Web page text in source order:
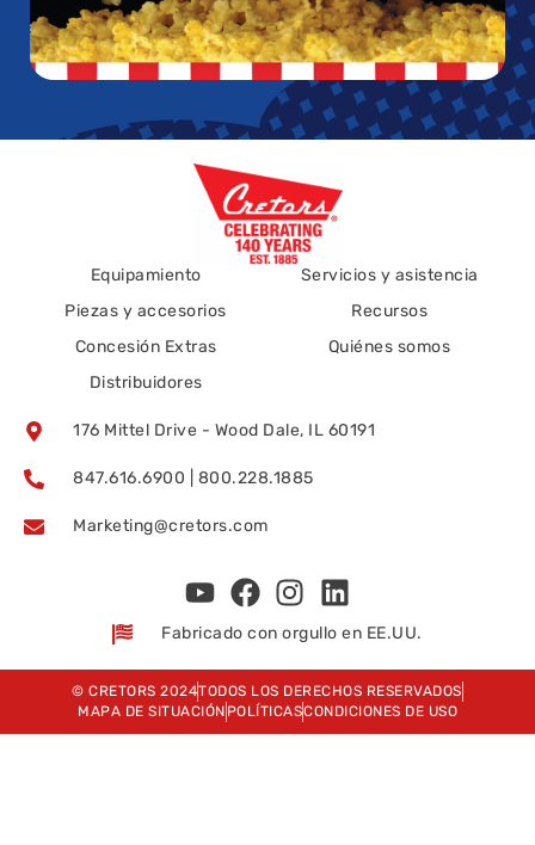
Equipamiento
Piezas y accesorios
Concesión Extras
Distribuidores
Servicios y asistencia
Recursos
Quiénes somos
176 Mittel Drive - Wood Dale, IL 60191
847.616.6900 | 800.228.1885
Marketing@cretors.com
Fabricado con orgullo en EE.UU.
© CRETORS 2024TODOS LOS DERECHOS RESERVADOS
MAPA DE SITUACIÓN POLÍTICASCONDICIONES DE USO